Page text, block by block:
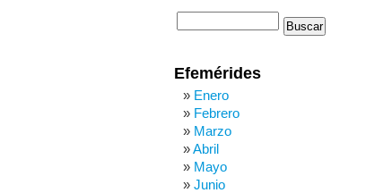
Efemérides
Enero
Febrero
Marzo
Abril
Mayo
Junio